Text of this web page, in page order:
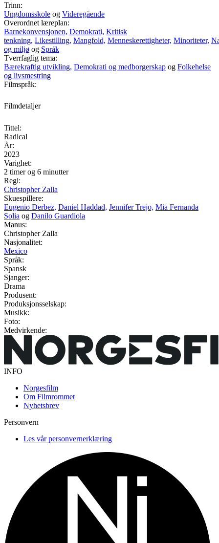
Trinn:
Ungdomsskole og Videregående
Overordnet læreplan:
Barnekonvensjonen, Demokrati, Kritisk
tenkning, Likestilling, Mangfold, Menneskerettigheter, Minoriteter,
og miljø og Språk
Tverrfaglig tema:
Bærekraftig utvikling, Demokrati og medborgerskap og Folkehelse
og livsmestring
Filmspråk:
Filmdetaljer
Tittel:
Radical
År:
2023
Varighet:
2 timer og 6 minutter
Regi:
Christopher Zalla
Skuespillere:
Eugenio Derbez, Daniel Haddad, Jennifer Trejo, Mia Fernanda
Solia og Danilo Guardiola
Manus:
Christopher Zalla
Nasjonalitet:
Mexico
Språk:
Spansk
Sjanger:
Drama
Produsent:
Produksjonsselskap:
Musikk:
Foto:
Medvirkende:
INFO
Norgesfilm
Om Filmrommet
Nyhetsbrev
Personvern
Les vår personvernerklæring